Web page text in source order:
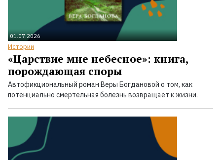
01.07.2026
Истории
«Царствие мне небесное»: книга,
порождающая споры
Автофикциональный роман Веры Богдановой о том, как
потенциально смертельная болезнь возвращает к жизни.